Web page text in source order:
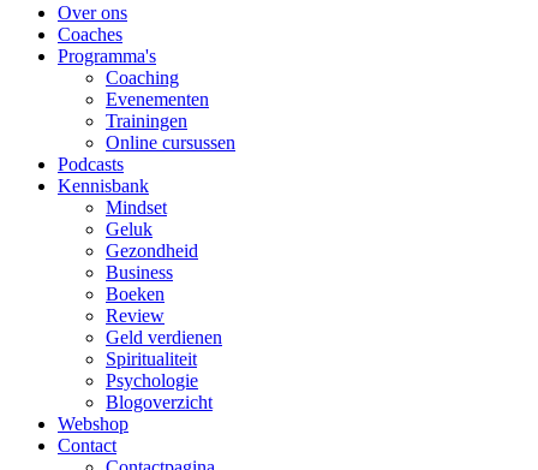
Over ons
Coaches
Programma's
Coaching
Evenementen
Trainingen
Online cursussen
Podcasts
Kennisbank
Mindset
Geluk
Gezondheid
Business
Boeken
Review
Geld verdienen
Spiritualiteit
Psychologie
Blogoverzicht
Webshop
Contact